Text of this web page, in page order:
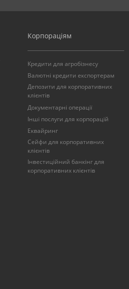
Корпораціям
Кредити для агробізнесу
Валютні кредити експортерам
Депозити для корпоративних
клієнтів
Документарні операції
Інші послуги для корпорацій
Еквайринг
Сейфи для корпоративних
клієнтів
Інвестиційний банкінг для
корпоративних клієнтів